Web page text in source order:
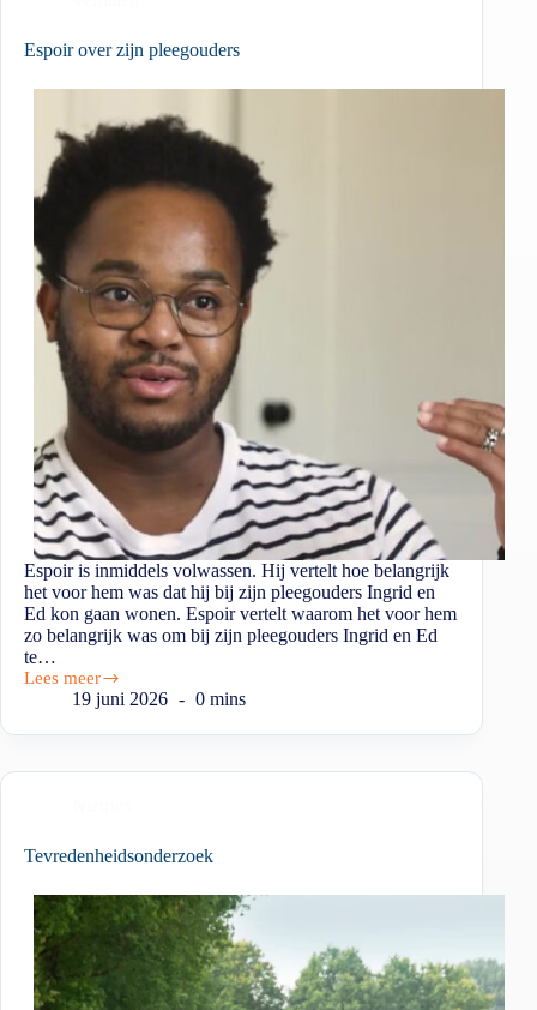
Espoir over zijn pleegouders
Espoir is inmiddels volwassen. Hij vertelt hoe belangrijk
het voor hem was dat hij bij zijn pleegouders Ingrid en
Ed kon gaan wonen. Espoir vertelt waarom het voor hem
zo belangrijk was om bij zijn pleegouders Ingrid en Ed
te…
Lees meer
19 juni 2026 0 mins
Tevredenheidsonderzoek